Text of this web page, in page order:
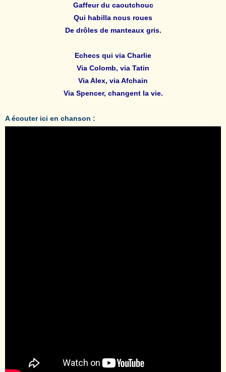
Gaffeur du caoutchouc
Qui habilla nous roues
De drôles de manteaux gris.
Echecs qui via Charlie
Via Colomb, via Tatin
Via Alex, via Afchain
Via Spencer, changent la vie.
A écouter ici en chanson :